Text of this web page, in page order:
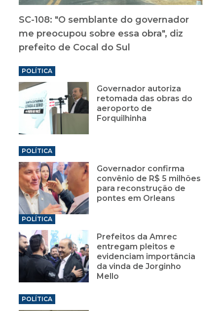
SC-108: "O semblante do governador
me preocupou sobre essa obra", diz
prefeito de Cocal do Sul
POLÍTICA
Governador autoriza
retomada das obras do
aeroporto de
Forquilhinha
POLÍTICA
Governador confirma
convênio de R$ 5 milhões
para reconstrução de
pontes em Orleans
POLÍTICA
Prefeitos da Amrec
entregam pleitos e
evidenciam importância
da vinda de Jorginho
Mello
POLÍTICA